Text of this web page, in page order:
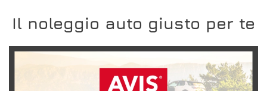
Il noleggio auto giusto per te